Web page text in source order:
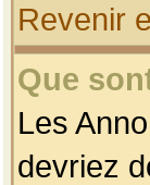
Revenir
Que
Les
devriez